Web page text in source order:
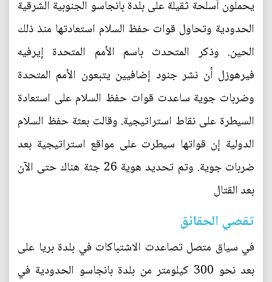
يحملون أسلحة ثقيلة على بلدة بانجاسو الجنوبية الشرقية
الحدودية وتحاول قوات حفظ السلام استعادتها منذ ذلك
الحين. وذكر المتحدث باسم الأمم المتحدة إيرفيه
فيرهوزل أن نشر جنود إضافيين يتبعون الأمم المتحدة
وضربات جوية ساعدت قوات حفظ السلام على استعادة
السيطرة على نقاط استراتيجية. وقالت بعثة حفظ السلام
الدولية إن قواتها سيطرت على مواقع استراتيجية بعد
ضربات جوية. وتم تحديد هوية 26 جثة هناك حتى الآن
بعد القتال
تقصي الحقائق
في سياق متصل تصاعدت الاشتباكات في بلدة بريا على
بعد نحو 300 كيلومتر من بلدة بانجاسو الحدودية في